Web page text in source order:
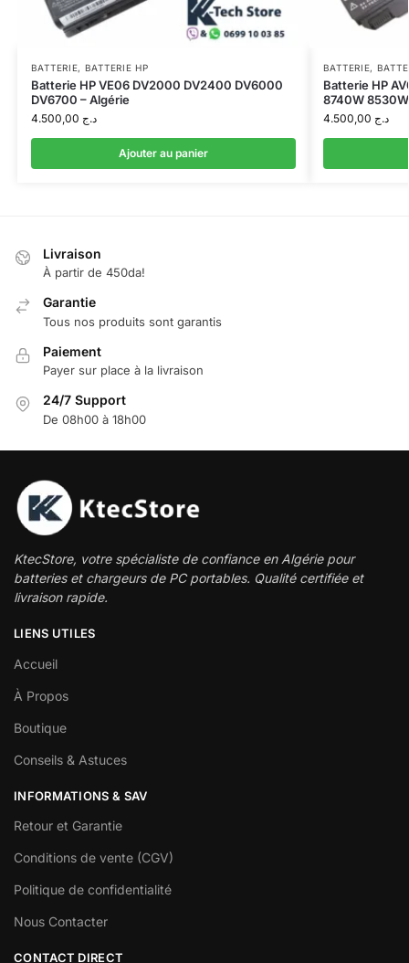
BATTERIE, BATTERIE HP
Batterie HP VE06 DV2000 DV2400 DV6000
DV6700 – Algérie
د.ج
Ajouter au panier
BATTERIE,
Batterie HP
8740W
د.ج
Livraison
À partir de 450da!
Garantie
Tous nos produits sont garantis
Paiement
Payer sur place à la livraison
24/7 Support
De 08h00 à 18h00
KtecStore, votre spécialiste de confiance en Algérie pour
batteries et chargeurs de PC portables. Qualité certifiée et
livraison rapide.
LIENS UTILES
Accueil
À Propos
Boutique
Conseils & Astuces
INFORMATIONS & SAV
Retour et Garantie
Conditions de vente (CGV)
Politique de confidentialité
Nous Contacter
CONTACT DIRECT